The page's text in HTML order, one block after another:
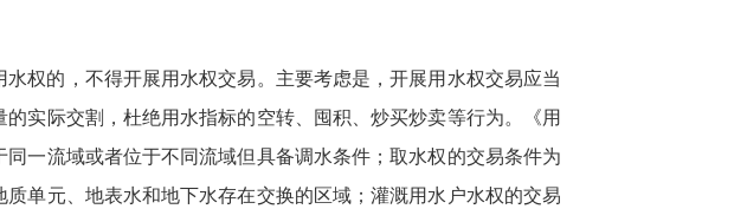
权的，不得开展用水权交易。主要考虑是，开展用水权交易应当
实际交割，杜绝用水指标的空转、囤积、炒买炒卖等行为。《用
一流域或者位于不同流域但具备调水条件；取水权的交易条件为
单元、地表水和地下水存在交换的区域；灌溉用水户水权的交易